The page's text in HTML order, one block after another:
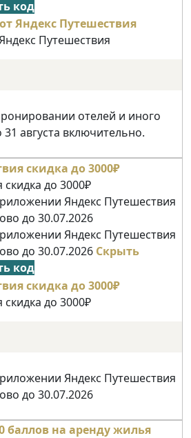
код
Путешествия
отелей и иного
августа включительно.
до 3000₽
Яндекс Путешествия
до 30.07.2026
Яндекс Путешествия
до 30.07.2026 Скрыть
код
до 3000₽
Яндекс Путешествия
до 30.07.2026